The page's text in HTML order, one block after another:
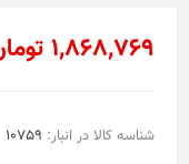
1,868,769 تومان
شناسه کالا در انبار: 10759